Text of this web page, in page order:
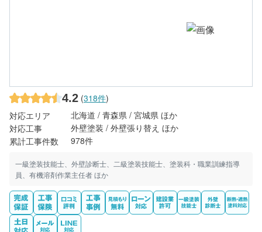
4.2 (318件)
対応エリア
北海道 / 青森県 / 宮城県 ほか
対応工事
外壁塗装 / 外壁張り替え ほか
累計工事件数
978件
一級塗装技能士、外壁診断士、二級塗装技能士、塗装科・職業訓練指導
員、有機溶剤作業主任者 ほか